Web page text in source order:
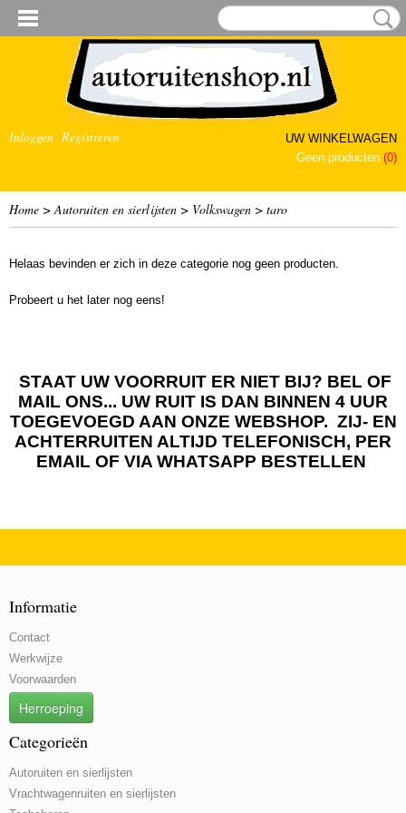
Inloggen Registreren
UW WINKELWAGEN
Geen producten (0)
Home >Autoruiten en sierlijsten > Volkswagen > taro
Helaas bevinden er zich in deze categorie nog geen producten.
Probeert u het later nog eens!
STAAT UW VOORRUIT ER NIET BIJ? BEL OF
MAIL ONS... UW RUIT IS DAN BINNEN 4 UUR
TOEGEVOEGD AAN ONZE WEBSHOP. ZIJ- EN
ACHTERRUITEN ALTIJD TELEFONISCH, PER
EMAIL OF VIA WHATSAPP BESTELLEN
Informatie
Contact
Werkwijze
Voorwaarden
Herroeping
Categorieën
Autoruiten en sierlijsten
Vrachtwagenruiten en sierlijsten